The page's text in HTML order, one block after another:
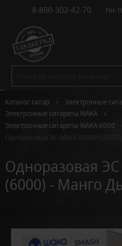
8-800-302-42-70 пн-
Каталог сигар Электронные
Электронные сигареты WAKA
Электронные сигареты WAKA 6000
Одноразовая ЭС WAKA SMASH
Одноразовая ЭС
(6000) - Манго